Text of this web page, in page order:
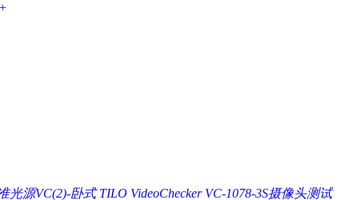
光源VC(2)-卧式 TILO VideoChecker VC-1078-3S摄像头测试